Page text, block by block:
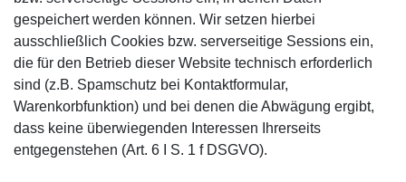
gespeichert werden können. Wir setzen hierbei
ausschließlich Cookies bzw. serverseitige Sessions ein,
die für den Betrieb dieser Website technisch erforderlich
sind (z.B. Spamschutz bei Kontaktformular,
Warenkorbfunktion) und bei denen die Abwägung ergibt,
dass keine überwiegenden Interessen Ihrerseits
entgegenstehen (Art. 6 I S. 1 f DSGVO).